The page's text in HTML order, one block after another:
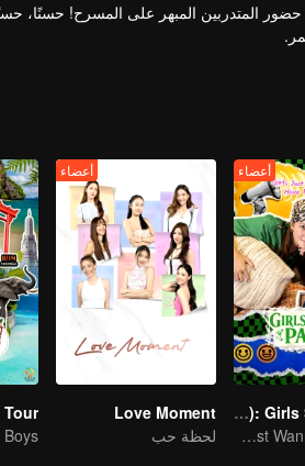
حضور المتدربين المبهر على المسرح! حسنًا،
أعضاء
LOVE(X): Girls Secret Party
Girls Just Wanna Have Fun
أعضاء
Love Moment
لحظة حب
Tour
Boys